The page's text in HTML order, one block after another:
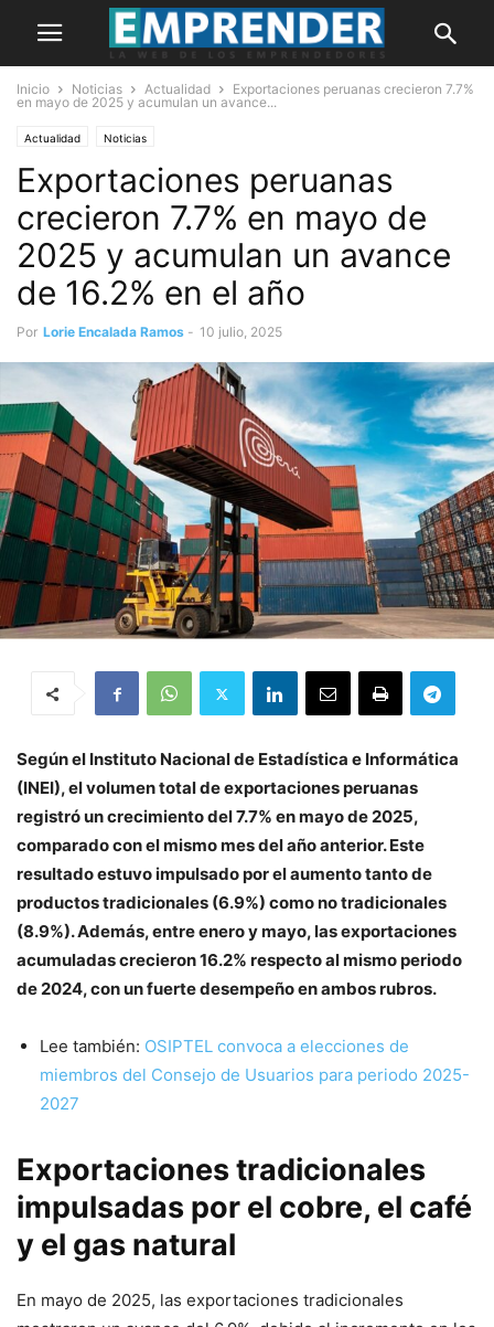
Inicio Noticias Actualidad
Exportaciones peruanas crecieron 7.7%
en mayo de 2025 y acumulan un avance...
Actualidad Noticias
Exportaciones peruanas
crecieron 7.7% en mayo de
2025 y acumulan un avance
de 16.2% en el año
Por Lorie Encalada Ramos - 10 julio, 2025
Según el Instituto Nacional de Estadística e Informática
(INEI), el volumen total de exportaciones peruanas
registró un crecimiento del 7.7% en mayo de 2025,
comparado con el mismo mes del año anterior. Este
resultado estuvo impulsado por el aumento tanto de
productos tradicionales (6.9%) como no tradicionales
(8.9%). Además, entre enero y mayo, las exportaciones
acumuladas crecieron 16.2% respecto al mismo periodo
de 2024, con un fuerte desempeño en ambos rubros.
Lee también: OSIPTEL convoca a elecciones de
miembros del Consejo de Usuarios para periodo 2025-
2027
Exportaciones tradicionales
impulsadas por el cobre, el café
y el gas natural
En mayo de 2025, las exportaciones tradicionales